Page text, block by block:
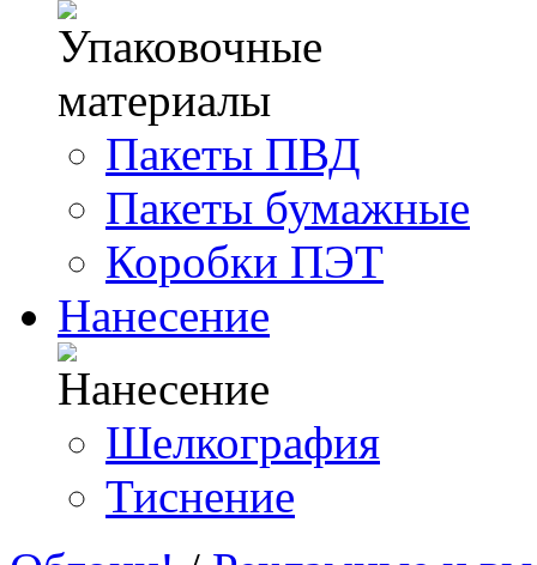
Пакеты ПВД
Пакеты бумажные
Коробки ПЭТ
Нанесение
Шелкография
Тиснение